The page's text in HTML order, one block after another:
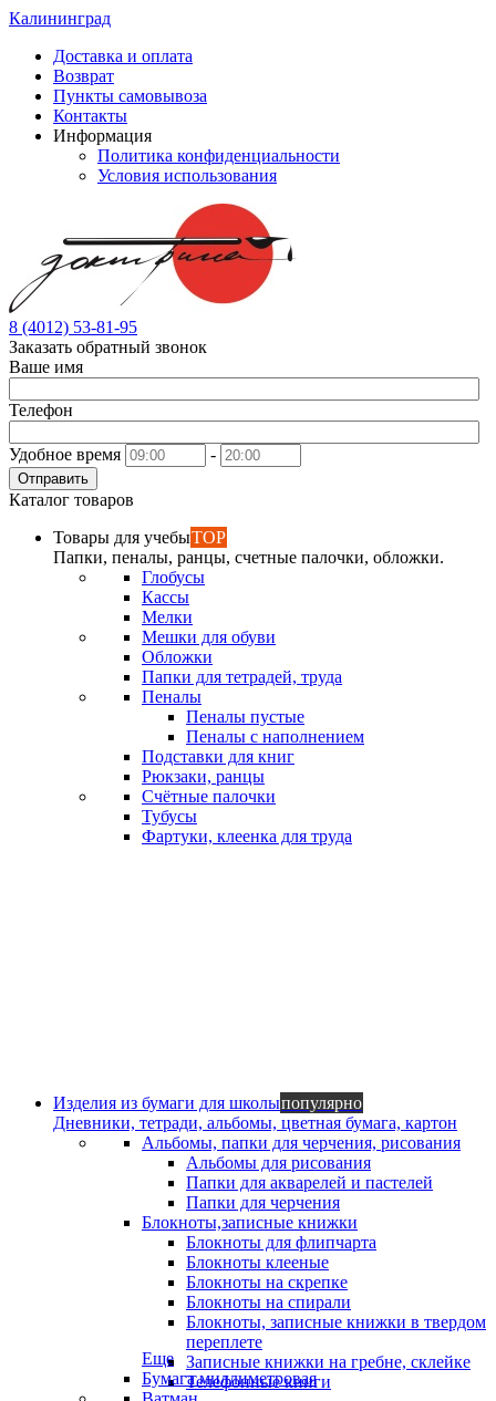
Калининград
Доставка и оплата
Возврат
Пункты самовывоза
Контакты
Информация
Политика конфиденциальности
Условия использования
8 (4012) 53-81-95
Заказать обратный звонок
Ваше имя
Телефон
Удобное время -
Отправить
Каталог товаров
Товары для учебыTOP
Папки, пеналы, ранцы, счетные палочки, обложки.
Глобусы
Кассы
Мелки
Мешки для обуви
Обложки
Папки для тетрадей, труда
Пеналы
Пеналы пустые
Пеналы с наполнением
Подставки для книг
Рюкзаки, ранцы
Счётные палочки
Тубусы
Фартуки, клеенка для труда
Изделия из бумаги для школыпопулярно
Дневники, тетради, альбомы, цветная бумага, картон
Альбомы, папки для черчения, рисования
Альбомы для рисования
Папки для акварелей и пастелей
Папки для черчения
Блокноты,записные книжки
Блокноты для флипчарта
Блокноты клееные
Блокноты на скрепке
Блокноты на спирали
Блокноты, записные книжки в твердом
переплете
Записные книжки на гребне, склейке
Телефонные книги
Еще
Бумага миллиметровая